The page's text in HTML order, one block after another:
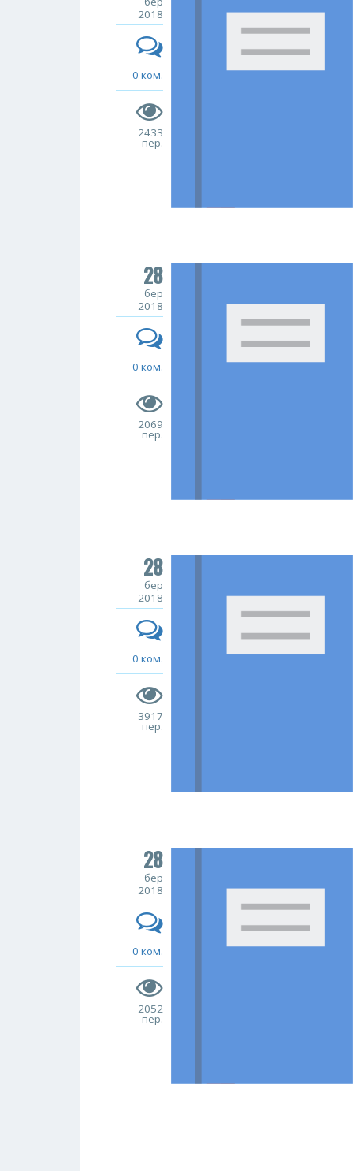
2018
0 ком.
2433
пер.
28
бер
2018
0 ком.
2069
пер.
28
бер
2018
0 ком.
3917
пер.
28
бер
2018
0 ком.
2052
пер.